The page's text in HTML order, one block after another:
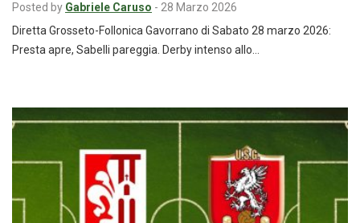
Posted by Gabriele Caruso - 28 Marzo 2026
Diretta Grosseto-Follonica Gavorrano di Sabato 28 marzo 2026:
Presta apre, Sabelli pareggia. Derby intenso allo…